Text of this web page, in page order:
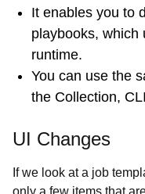
It enables you to
playbooks, which
runtime.
You can use the
the Collection,
UI Changes
If we look at a job
only a few items that